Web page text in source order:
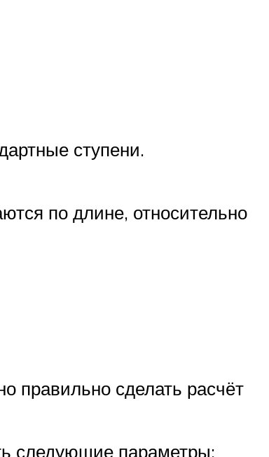
ступени.
по длине, относительно
правильно сделать расчёт
следующие параметры: